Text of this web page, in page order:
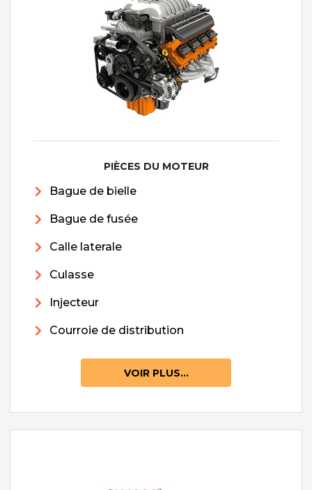
PIÈCES DU MOTEUR
Bague de bielle
Bague de fusée
Calle laterale
Culasse
Injecteur
Courroie de distribution
VOIR PLUS...